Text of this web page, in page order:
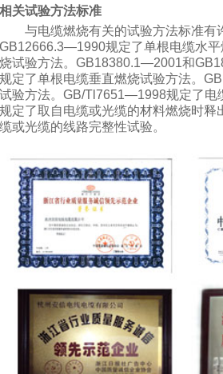
相关试验方法标准
与电缆燃烧有关的试验方法标准有
GB12666.3—1990规定了单根电缆水
烧试验方法。GB18380.1—2001和
规定了单根电缆垂直燃烧试验方法。
试验方法。GB/Tl7651—1998规定了
规定了取自电缆或光缆的材料燃烧时
缆或光缆的线路完整性试验。